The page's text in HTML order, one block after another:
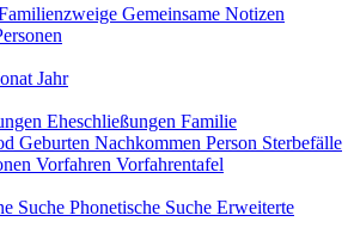
Gemeinsame Notizen
Jahr
Eheschließungen Familie
Geburten Nachkommen Person Sterbefälle
Vorfahren Vorfahrentafel
Suche Phonetische Suche Erweiterte